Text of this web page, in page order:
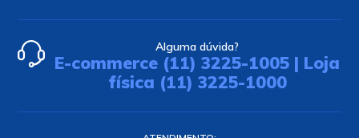
Alguma dúvida?
E-commerce (11) 3225-1005 | Loja
física (11) 3225-1000